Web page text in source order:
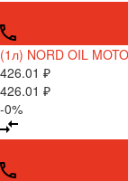
(1л) NORD OIL
426.01 ₽
426.01 ₽
-0%